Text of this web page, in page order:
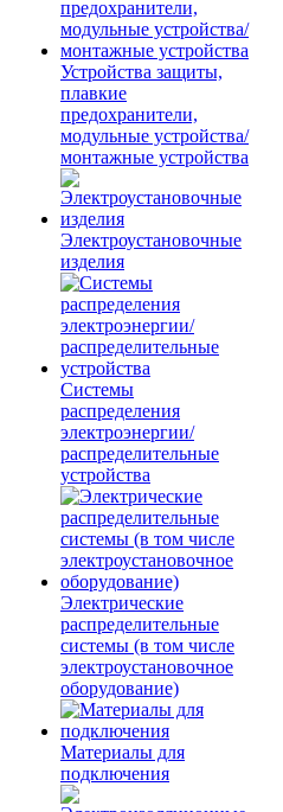
Устройства защиты,
плавкие
предохранители,
модульные устройства/
монтажные устройства
Электроустановочные
изделия
Системы
распределения
электроэнергии/
распределительные
устройства
Электрические
распределительные
системы (в том числе
электроустановочное
оборудование)
Материалы для
подключения